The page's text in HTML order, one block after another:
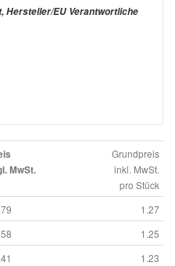
Hersteller/EU Verantwortliche
MwSt.
Grundpreis
inkl. MwSt.
pro Stück
1.27
1.25
1.23